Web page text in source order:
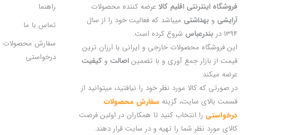
فروشگاه اینترنتی اقلیم کالا عرضه کننده محصولات
آرایشیوبهداشتی میباشد که فعالیت خود را از سال
1394 در
بندرعباس شروع کرده است.
این فروشگاه محصولات خارجی و ایرانی با ارزان ترین
قیمت از بازار جمع آوری و با تضمیناصالتوکیفیت
عرضه میکند.
در صورتی که کالا مورد نظر خود را نیافتید، میتوانید از
قسمت بالای سایت، گزینه سفارش محصولات
درخواستی را انتخاب کنید تا همکاران در اولین فرصت
کالای مورد نظر شما را تهیه و در سایت قرار دهند.
راهنما
تماس با ما
سفارش محصولات
درخواستی